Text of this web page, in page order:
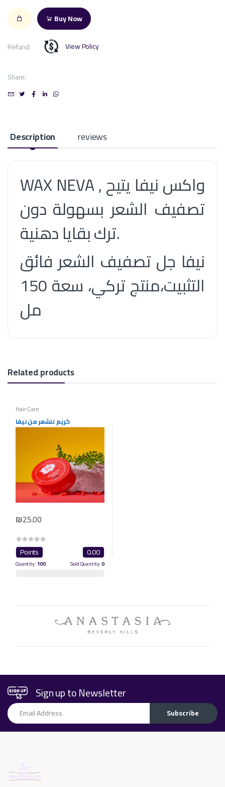
Buy Now
Refund: View Policy
Share:
Description reviews
WAX NEVA , واكس نيفا يتيح
تصفيف الشعر بسهولة دون
ترك بقايا دهنية.
نيفا جل تصفيف الشعر فائق
التثبيت،منتج تركي، سعة 150
مل
Related products
Hair Care
كريم للشعر من نيفا
₪25.00
Points 0.00
Quantity:100 Sold Quantity:0
Sign up to Newsletter
Email Address Subscribe